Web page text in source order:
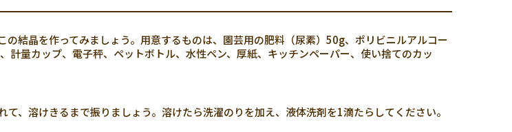
の結晶を作ってみましょう。用意するものは、園芸用の肥料（尿素）50g、ポリビニルアルコー
計量カップ、電子秤、ペットボトル、水性ペン、厚紙、キッチンペーパー、使い捨てのカッ
て、溶けきるまで振りましょう。溶けたら洗濯のりを加え、液体洗剤を1滴たらしてください。